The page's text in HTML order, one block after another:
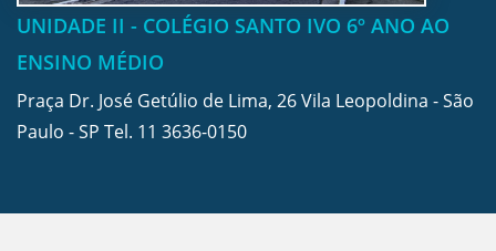
UNIDADE II - COLÉGIO SANTO IVO 6º ANO AO
ENSINO MÉDIO
Praça Dr. José Getúlio de Lima, 26 Vila Leopoldina - São
Paulo - SP Tel. 11 3636-0150